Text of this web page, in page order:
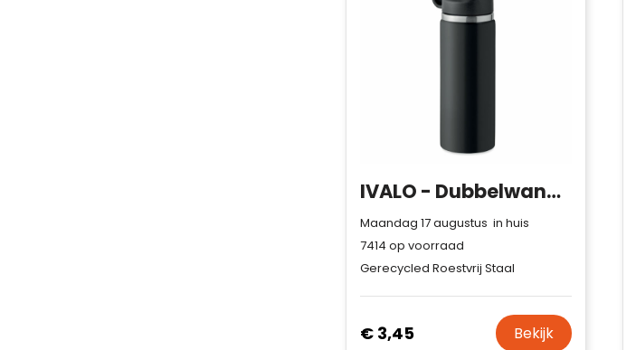
IVALO - Dubbelwandige fles 500 ml
Maandag 17 augustus in huis
7414 op voorraad
Gerecycled Roestvrij Staal
€ 3,45 Bekijk